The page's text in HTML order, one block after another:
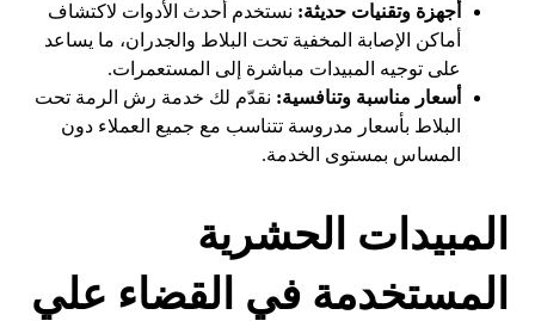
أجهزة وتقنيات حديثة: نستخدم أحدث الأدوات لاكتشاف
أماكن الإصابة المخفية تحت البلاط والجدران، ما يساعد
على توجيه المبيدات مباشرة إلى المستعمرات.
أسعار مناسبة وتنافسية: نقدّم لك خدمة رش الرمة تحت
البلاط بأسعار مدروسة تتناسب مع جميع العملاء دون
المساس بمستوى الخدمة.
المبيدات الحشرية
المستخدمة في القضاء علي